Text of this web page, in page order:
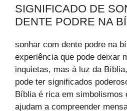
SIGNIFICADO DE
DENTE PODRE NA
sonhar com dente podre na
experiência que pode deixar
inquietas, mas à luz da
pode ter significados
Bíblia é rica em simbolismos
ajudam a compreender